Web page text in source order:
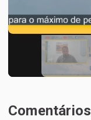
Comentários